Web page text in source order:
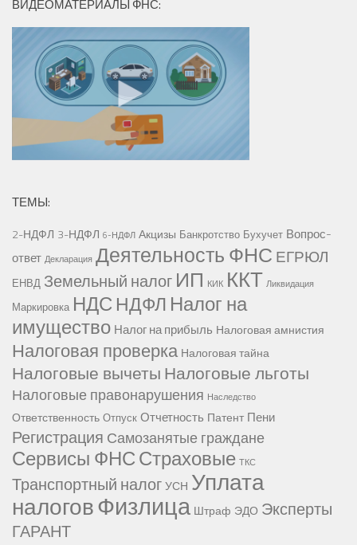
ВИДЕОМАТЕРИАЛЫ ФНС:
ТЕМЫ:
2-НДФЛ 3-НДФЛ 6-НДФЛ Акцизы Банкротство Бухучет Вопрос-
ответ Декларация Деятельность ФНС ЕГРЮЛ
ЕНВД Земельный налог ИП КИК ККТ Ликвидация
Маркировка НДС НДФЛ Налог на
имущество Налог на прибыль Налоговая амнистия
Налоговая проверка Налоговая тайна
Налоговые вычетыНалоговые льготы
Налоговые правонарушения Наследство
Ответственность Отпуск Отчетность Патент Пени
Регистрация Самозанятые граждане
Сервисы ФНССтраховые ТКС
Транспортный налогУСН Уплата
налоговФизлица Штраф ЭДО Эксперты
ГАРАНТ